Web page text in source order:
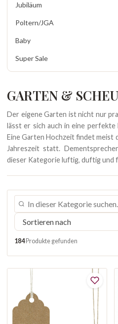
Jubiläum
Poltern/JGA
Baby
Super Sale
GARTEN &
Der eigene Garten ist nicht nur
lässt er sich auch in eine
Eine Garten Hochzeit findet meist
Jahreszeit statt.
dieser Kategorie luftig, duftig und
184Produkte gefunden